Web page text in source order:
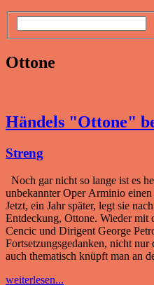
Ottone
Händels "Ottone"
Streng
Noch gar nicht so lange ist es
unbekannter Oper Arminio
Jetzt, ein Jahr später, legt sie
Entdeckung, Ottone. Wieder mit
Cencic und Dirigent George
Fortsetzungsgedanken, nicht
auch thematisch knüpft man an
weiterlesen...